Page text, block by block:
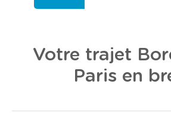
Votre trajet
Paris en